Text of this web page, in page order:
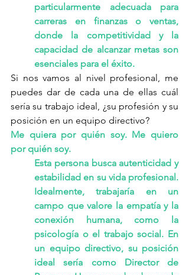
particularmente adecuada para
carreras en finanzas o ventas,
donde la competitividad y la
capacidad de alcanzar metas son
esenciales para el éxito.
Si nos vamos al nivel profesional, me
puedes dar de cada una de ellas cuál
sería su trabajo ideal, ¿su profesión y su
posición en un equipo directivo?
Me quiera por quién soy. Me quiero
por quién soy.
Esta persona busca autenticidad y
estabilidad en su vida profesional.
Idealmente, trabajaría en un
campo que valore la empatía y la
conexión humana, como la
psicología o el trabajo social. En
un equipo directivo, su posición
ideal sería como Director de